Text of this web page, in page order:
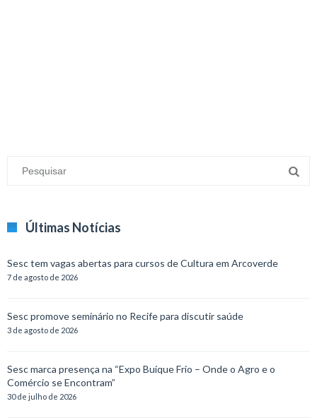
Últimas Notícias
Sesc tem vagas abertas para cursos de Cultura em Arcoverde
7 de agosto de 2026
Sesc promove seminário no Recife para discutir saúde
3 de agosto de 2026
Sesc marca presença na “Expo Buíque Frio – Onde o Agro e o
Comércio se Encontram”
30 de julho de 2026